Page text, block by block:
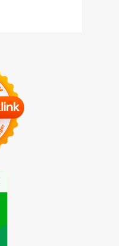
Lucu Kucing
Boneka Viral
di Media Sosial